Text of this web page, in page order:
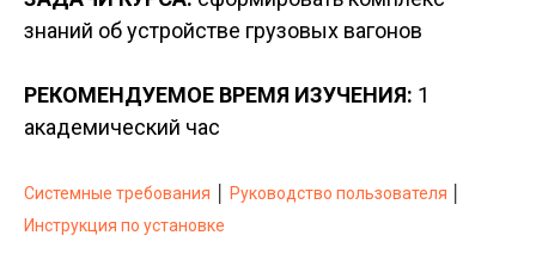
знаний об устройстве грузовых вагонов
РЕКОМЕНДУЕМОЕ ВРЕМЯ ИЗУЧЕНИЯ: 1
академический час
Системные требования Руководство пользователя
Инструкция по установке